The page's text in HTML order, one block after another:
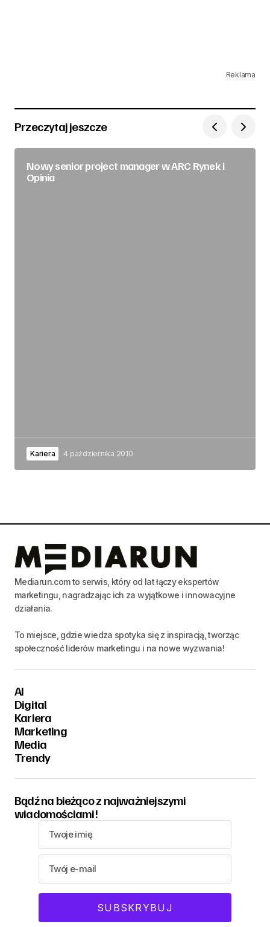
Reklama
Przeczytaj jeszcze
Nowy senior project manager w ARC Rynek i
Opinia
Kariera 4 października 2010
Mediarun.com to serwis, który od lat łączy ekspertów
marketingu, nagradzając ich za wyjątkowe i innowacyjne
działania.
To miejsce, gdzie wiedza spotyka się z inspiracją, tworząc
społeczność liderów marketingu i na nowe wyzwania!
AI
Digital
Kariera
Marketing
Media
Trendy
Bądź na bieżąco z najważniejszymi
wiadomościami!